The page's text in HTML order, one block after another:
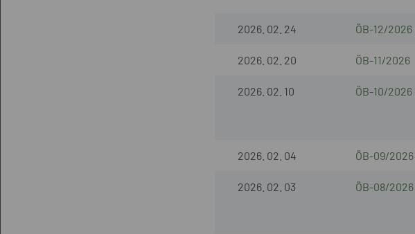
2026. 02. 24 ÖB-12/2026
2026. 02. 20 ÖB-11/2026
2026. 02. 10 ÖB-10/2026
2026. 02. 04 ÖB-09/2026
2026. 02. 03 ÖB-08/2026